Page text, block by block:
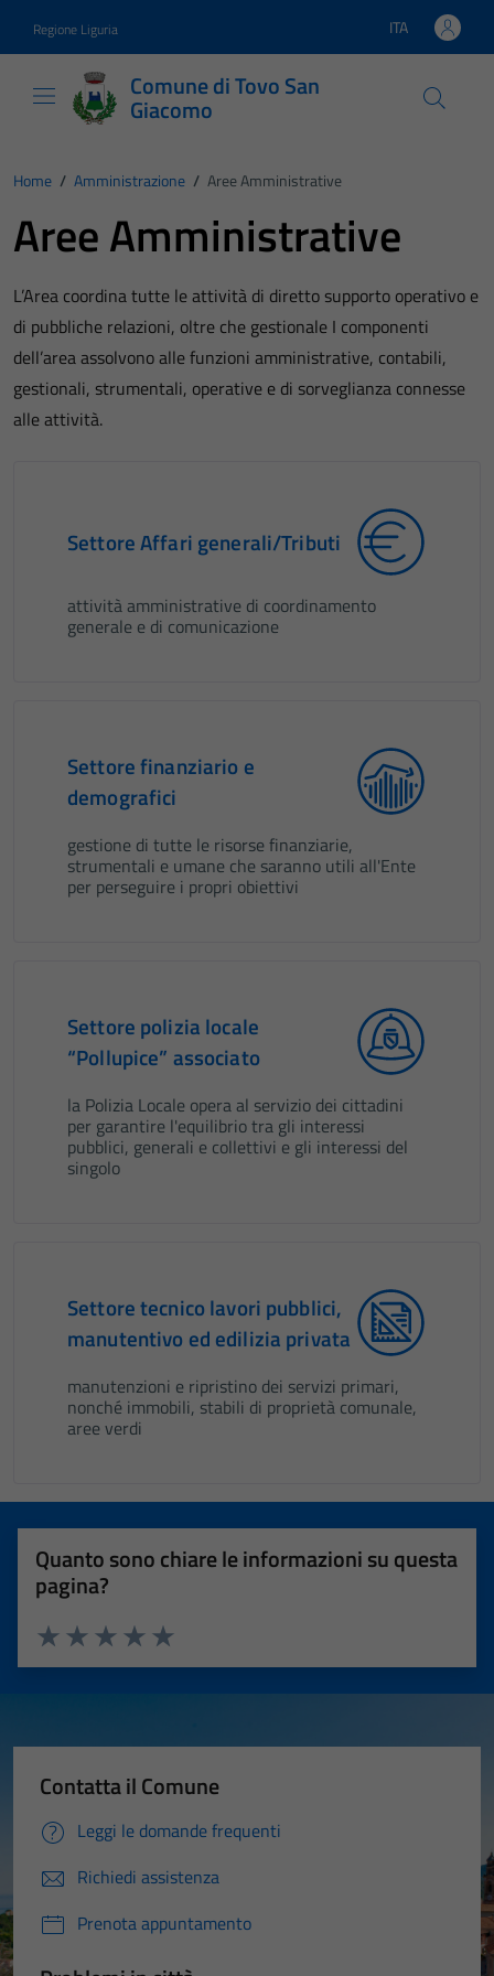
Regione Liguria Lingua attiva:
ITA
Comune di Tovo San
Giacomo
Home / Amministrazione / Aree Amministrative
Aree Amministrative
L’Area coordina tutte le attività di diretto supporto operativo e
di pubbliche relazioni, oltre che gestionale I componenti
dell’area assolvono alle funzioni amministrative, contabili,
gestionali, strumentali, operative e di sorveglianza connesse
alle attività.
Settore Affari generali/Tributi
attività amministrative di coordinamento
generale e di comunicazione
Settore finanziario e
demografici
gestione di tutte le risorse finanziarie,
strumentali e umane che saranno utili all'Ente
per perseguire i propri obiettivi
Settore polizia locale
“Pollupice” associato
la Polizia Locale opera al servizio dei cittadini
per garantire l'equilibrio tra gli interessi
pubblici, generali e collettivi e gli interessi del
singolo
Settore tecnico lavori pubblici,
manutentivo ed edilizia privata
manutenzioni e ripristino dei servizi primari,
nonché immobili, stabili di proprietà comunale,
aree verdi
Quanto sono chiare le informazioni su questa
pagina?
Valuta 5 stelle su 5
Valuta 4 stelle su 5
Valuta 3 stelle su 5
Valuta 2 stelle su 5
Valuta 1 stelle su 5
Contatta il Comune
Leggi le domande frequenti
Richiedi assistenza
Prenota appuntamento